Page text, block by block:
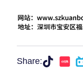
Share: